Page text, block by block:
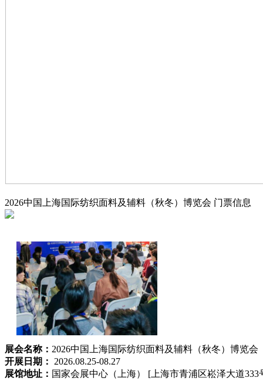
2026中国上海国际纺织面料及辅料（秋冬）博览会 门票信息
展会名称： 2026中国上海国际纺织面料及辅料（秋冬）博览会
开展日期：
2026.08.25-08.27
展馆地址： 国家会展中心（上海） [上海市青浦区崧泽大道333